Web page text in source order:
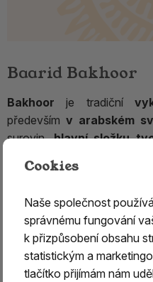
Baarid Bakhoor
Bakhoor je tradiční
především v arabském
surovin,hlavní složku
složkami, jako jsou
Každý výrobcemásvůj
z generace na generaci a
surovin a jednotlivých
s nejkvalitnějšími vonnými
Cookies
Naše společnost
správnému fungování
k přizpůsobení obsahu
statistickým a
tlačítko přijímám nám